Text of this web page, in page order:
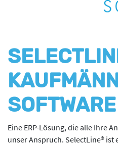
Eine ERP-Lösung, die alle Ihre
unser Anspruch. SelectLine®